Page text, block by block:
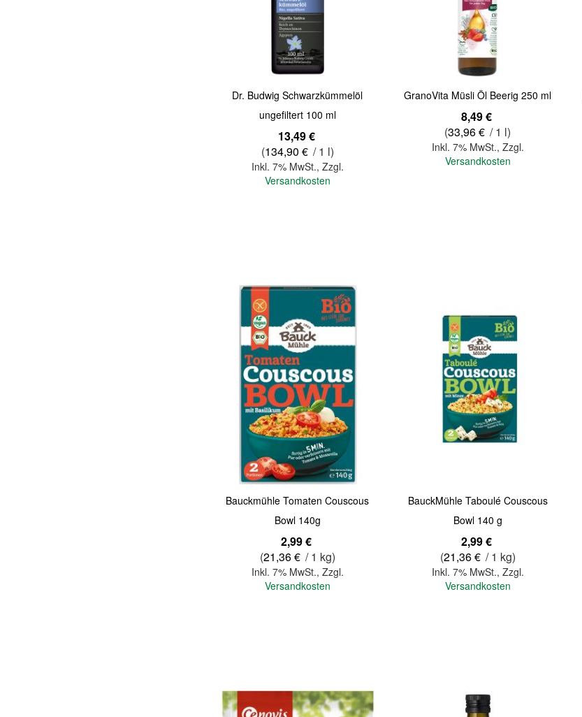
Dr. Budwig Schwarzkümmelöl
ungefiltert 100 ml
13,49 €
(134,90 € / 1 l)
Inkl. 7% MwSt., Zzgl.
Versandkosten
Quickview
GranoVita Müsli Öl Beerig 250 ml
8,49 €
(33,96 € / 1 l)
Inkl. 7% MwSt., Zzgl.
Versandkosten
Quickview
Bauckmühle Tomaten Couscous
Bowl 140g
2,99 €
(21,36 € / 1 kg)
Inkl. 7% MwSt., Zzgl.
Versandkosten
BauckMühle Taboulé Couscous
Bowl 140 g
2,99 €
(21,36 € / 1 kg)
Inkl. 7% MwSt., Zzgl.
Versandkosten